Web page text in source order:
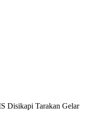
Disikapi Tarakan Gelar